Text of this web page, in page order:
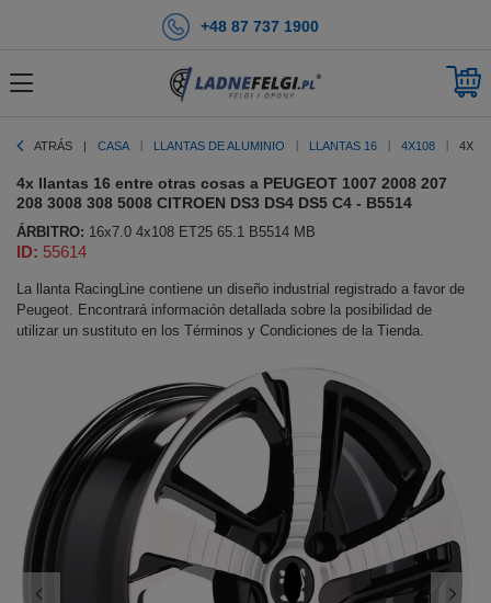
+48 87 737 1900
ATRÁS CASA LLANTAS DE ALUMINIO LLANTAS 16 4X108 4X
4x llantas 16 entre otras cosas a PEUGEOT 1007 2008 207
208 3008 308 5008 CITROEN DS3 DS4 DS5 C4 - B5514
ÁRBITRO: 16x7.0 4x108 ET25 65.1 B5514 MB
ID: 55614
La llanta RacingLine contiene un diseño industrial registrado a favor de
Peugeot. Encontrará información detallada sobre la posibilidad de
utilizar un sustituto en los Términos y Condiciones de la Tienda.